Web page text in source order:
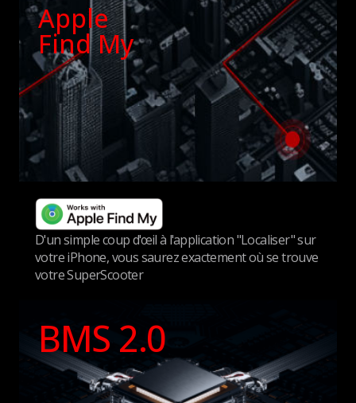
Apple
Find My
D'un simple coup d'œil à l'application "Localiser" sur
votre iPhone, vous saurez exactement où se trouve
votre SuperScooter
BMS 2.0